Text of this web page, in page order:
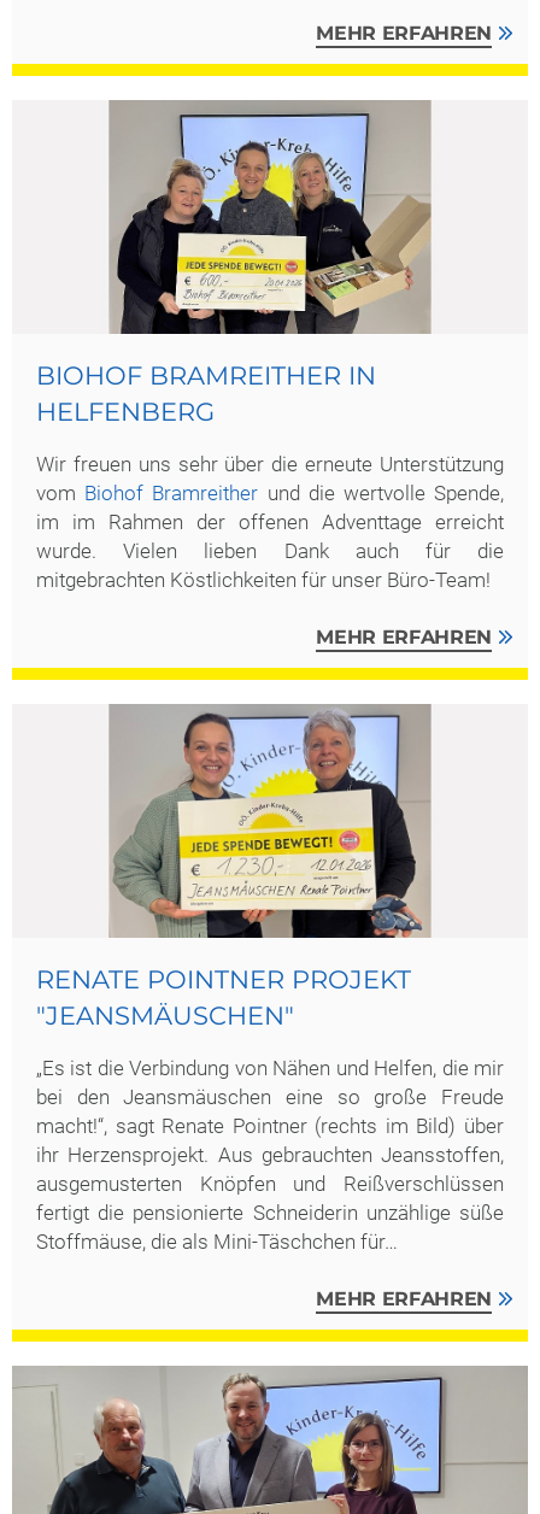
MEHR ERFAHREN
BIOHOF BRAMREITHER IN
HELFENBERG
Wir freuen uns sehr über die erneute Unterstützung
vom Biohof Bramreither und die wertvolle Spende,
im im Rahmen der offenen Adventtage erreicht
wurde. Vielen lieben Dank auch für die
mitgebrachten Köstlichkeiten für unser Büro-Team!
MEHR ERFAHREN
RENATE POINTNER PROJEKT
"JEANSMÄUSCHEN"
„Es ist die Verbindung von Nähen und Helfen, die mir
bei den Jeansmäuschen eine so große Freude
macht!“, sagt Renate Pointner (rechts im Bild) über
ihr Herzensprojekt. Aus gebrauchten Jeansstoffen,
ausgemusterten Knöpfen und Reißverschlüssen
fertigt die pensionierte Schneiderin unzählige süße
Stoffmäuse, die als Mini-Täschchen für…
MEHR ERFAHREN